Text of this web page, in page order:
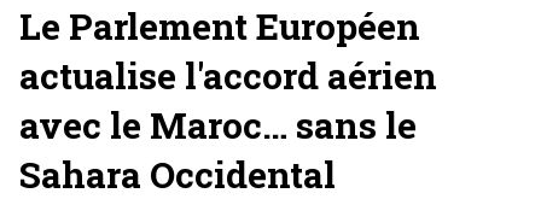
Le Parlement Européen
actualise l'accord aérien
avec le Maroc… sans le
Sahara Occidental